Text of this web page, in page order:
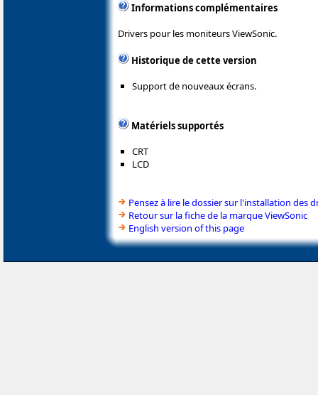
Informations complémentaires
Drivers pour les moniteurs ViewSonic.
Historique de cette version
Support de nouveaux écrans.
Matériels supportés
CRT
LCD
Pensez à lire le dossier sur l'installation des
Retour sur la fiche de la marque ViewSonic
English version of this page